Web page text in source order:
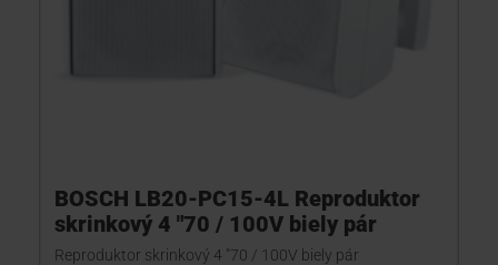
BOSCH LB20-PC15-4L Reproduktor
skrinkový 4 "70 / 100V biely pár
Reproduktor skrinkový 4 "70 / 100V biely pár